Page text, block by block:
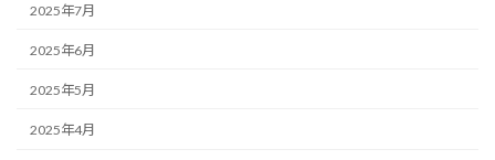
2025年7月
2025年6月
2025年5月
2025年4月